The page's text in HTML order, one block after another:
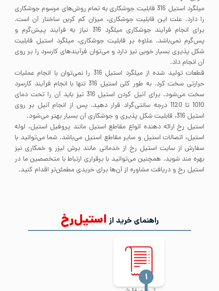
میلگرد استیل 316 قابلیت جوشکاری به تمام روش‌های مرسوم جوشکاری
را دارد. علت این قابلیت جوشکاری، میزان کم کربن ساختار آن است.
برای انجام فرآیند جوشکاری میلگرد 316 نیاز به فرآیند پیش‌گرم و
پس‌گرم نمی‌باشد. علاوه بر قابلیت جوشکاری، میلگرد استیل قابلیت
شکل پذیری بسیار خوبی نیز دارد و می‌توان فرآیندهای کارسرد را بر روی
آن انجام داد.
قطعات تولید شده از میلگرد استیل 316 را نمی‌توان با انجام عملیات
حرارتی سخت کرد. به طور کلی استیل 316 تنها با انجام فرآیند کارسرد
سخت می‌شود. برای آنیل کردن استیل 316 نیز باید آن را تحت دمای
1010 تا 1120 درجه سانتی‌گراد قرار دهید. پس از انجام آنیل بر روی
استیل 316، قابلیت شکل پذیری و جوشکاری آن بسیار بهتر می‌شود.
استیل رخ ارائه دهنده انواع مقاطع استیل مانند پروفیل استیل، لوله
استیل، اتصالات استیل و سایر مقاطع استیل می‌باشد. شما می‌توانید با
سفارش از سایت استیل رخ از خدماتی مانند برش لیزر و خمکاری نیز
بهره مند شوید. همچنین می‌توانید با برقراری ارتباط با متخصصین ما در
استیل رخ و دریافت مشاوره از آن‌ها برای خریدی مطمئن‌تر اقدام کنید.
راهنمای خرید از استیل‌رخ
‍۱